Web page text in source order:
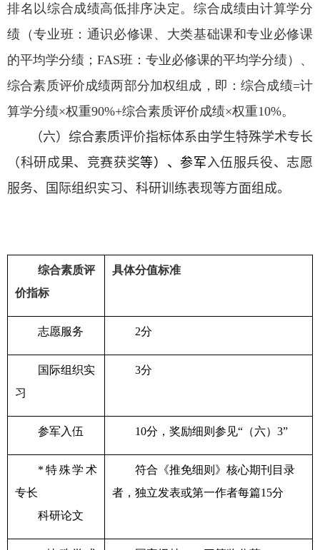
排名以综合成绩高低排序决定。综合成绩由计算学分
绩（专业班：通识必修课、大类基础课和专业必修课
的平均学分绩； FAS班：专业必修课的平均学分绩）、
综合素质评价成绩两部分加权组成，即：综合成绩=计
算学分绩×权重90%+综合素质评价成绩×权重10%。
（六）综合素质评价指标体系由学生特殊学术专长
（科研成果、竞赛获奖等）、参军入伍服兵役、志愿
服务、国际组织实习、科研训练表现等方面组成。
综合素质评
价指标
具体分值标准
志愿服务 2分
国际组织实
习
3分
参军入伍 10分，奖励细则参见“（六） 3”
* 特殊学术
专长
科研论文
符合《推免细则》核心期刊目录
者，独立发表或第一作者每篇15分